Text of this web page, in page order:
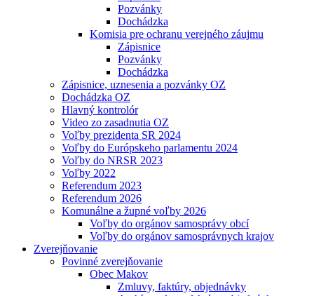
Pozvánky
Dochádzka
Komisia pre ochranu verejného záujmu
Zápisnice
Pozvánky
Dochádzka
Zápisnice, uznesenia a pozvánky OZ
Dochádzka OZ
Hlavný kontrolór
Video zo zasadnutia OZ
Voľby prezidenta SR 2024
Voľby do Európskeho parlamentu 2024
Voľby do NRSR 2023
Voľby 2022
Referendum 2023
Referendum 2026
Komunálne a župné voľby 2026
Voľby do orgánov samosprávy obcí
Voľby do orgánov samosprávnych krajov
Zverejňovanie
Povinné zverejňovanie
Obec Makov
Zmluvy, faktúry, objednávky